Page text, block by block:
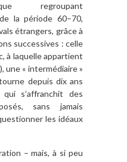
regroupant
la période 60–70,
étrangers, grâce à
successives : celle
à laquelle appartient
une « intermédiaire »
depuis dix ans
s’affranchit des
sans jamais
les idéaux
– mais, à si peu